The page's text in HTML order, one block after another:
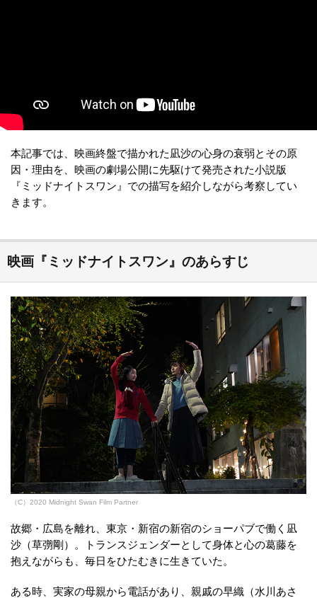
本記事では、映画終盤で描かれた凪沙の心身の衰弱とその原
因・理由を、映画の劇場公開に先駆けて発売された小説版
『ミッドナイトスワン』での描写を紹介しながら考察してい
きます。
映画『ミッドナイトスワン』のあらすじ
（C）2020 Midnight Swan Film Partner
故郷・広島を離れ、東京・新宿の新宿のショーパブで働く凪
沙（草彅剛）。トランスジェンダーとして身体と心の葛藤を
抱えながらも、毎日をひたむきに生きていた。
ある時、実家の母親から電話があり、親戚の早織（水川あさ